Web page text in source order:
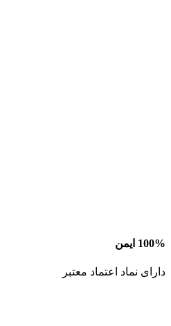
100% ایمن
دارای نماد اعتماد معتبر